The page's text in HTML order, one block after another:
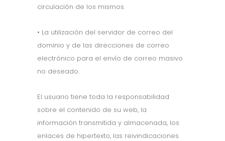
circulación de los mismos.
• La utilización del servidor de correo del
dominio y de las direcciones de correo
electrónico para el envío de correo masivo
no deseado.
El usuario tiene toda la responsabilidad
sobre el contenido de su web, la
información transmitida y almacenada, los
enlaces de hipertexto, las reivindicaciones